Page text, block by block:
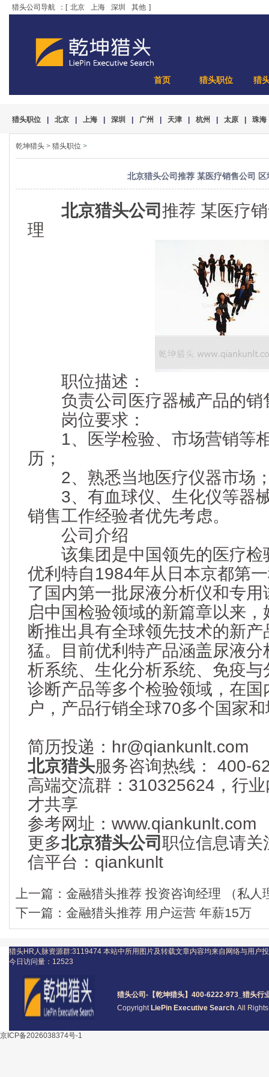
猎头公司导航 ：[ 北京 上海 深圳 其他 ]
首页 猎头职位 猎
猎头职位 北京 上海 深圳 广州 天津 杭州 太原 珠海
乾坤猎头 > 猎头职位 >
北京猎头公司推荐 某医疗销售公司 区
北京猎头公司推荐 某医疗
理
职位描述：
负责公司医疗器械产品的销
岗位要求：
1、医学检验、市场营销等
历；
2、熟悉当地医疗仪器市场
3、有血球仪、生化仪等器
销售工作经验者优先考虑。
公司介绍
该集团是中国领先的医疗检
优利特自1984年从日本京都第
了国内第一批尿液分析仪和专
启中国检验领域的新篇章以来
断推出具有全球领先技术的新
猛。目前优利特产品涵盖尿液
析系统、生化分析系统、免疫
诊断产品等多个检验领域，在
户，产品行销全球70多个国家
简历投递：hr@qiankunlt.com
北京猎头服务咨询热线： 400-
高端交流群：310325624，行
才共享
参考网址：www.qiankunlt.com
更多北京猎头公司职位信息请关
信平台：qiankunlt
上一篇： 金融猎头推荐 投资咨询经理 （私人
下一篇： 金融猎头推荐 用户运营 年薪15万
猎头公司 -【乾坤猎头】400-6222-973_ 猎头行
Copyright LiePin Executive Search. All
猎头HR人脉资源群:3119474 本站中所用图片及转载文章内容均来自网络与用户
今日访问量： 12523
京ICP备2026038374号-1